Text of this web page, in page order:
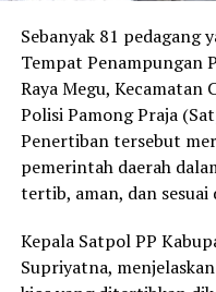
Sebanyak 81 pedagang
Tempat Penampungan
Raya Megu, Kecamatan
Polisi Pamong Praja
Penertiban tersebut
pemerintah daerah
tertib, aman, dan
Kepala Satpol PP
Supriyatna,